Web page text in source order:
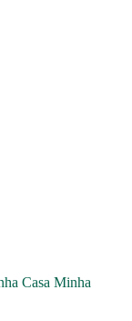
Casa Minha